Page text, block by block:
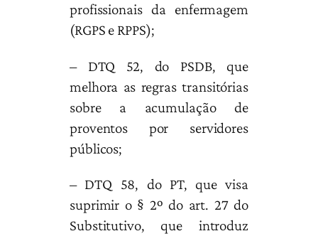
profissionais da enfermagem
(RGPS e RPPS);
– DTQ 52, do PSDB, que
melhora as regras transitórias
sobre a acumulação de
proventos por servidores
públicos;
– DTQ 58, do PT, que visa
suprimir o § 2º do art. 27 do
Substitutivo, que introduz